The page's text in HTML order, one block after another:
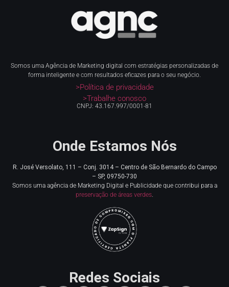
Somos uma Agência de Marketing digital com estratégias personalizadas de
forma inteligente e com resultados eficazes para o seu negócio.
>Política de privacidade
>Trabalhe conosco
CNPJ: 43.167.997/0001-81
Onde Estamos Nós
R. José Versolato, 111 – Conj. 3014 – Centro de São Bernardo do Campo
– SP, 09750-730
Somos uma agência de Marketing Digital e Publicidade que contribui para a
preservação de áreas verdes
Redes Sociais